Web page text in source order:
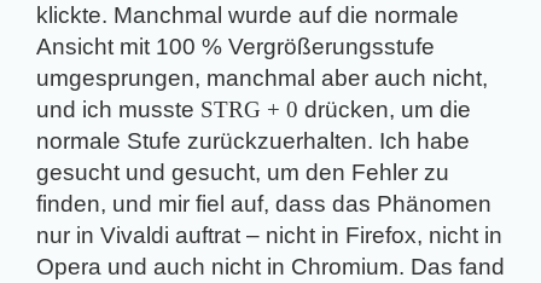
klickte. Manchmal wurde auf die normale
Ansicht mit 100 % Vergrößerungsstufe
umgesprungen, manchmal aber auch nicht,
und ich musste STRG + 0 drücken, um die
normale Stufe zurückzuerhalten. Ich habe
gesucht und gesucht, um den Fehler zu
finden, und mir fiel auf, dass das Phänomen
nur in Vivaldi auftrat – nicht in Firefox, nicht in
Opera und auch nicht in Chromium. Das fand